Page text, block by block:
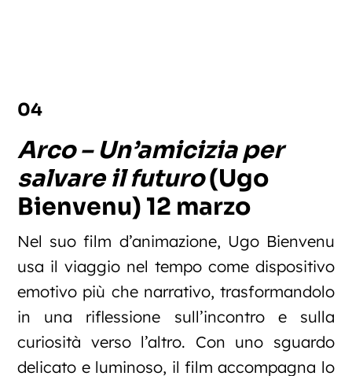
04
Arco – Un’amicizia per
salvare il futuro(Ugo
Bienvenu) 12 marzo
Nel suo film d’animazione, Ugo Bienvenu
usa il viaggio nel tempo come dispositivo
emotivo più che narrativo, trasformandolo
in una riflessione sull’incontro e sulla
curiosità verso l’altro. Con uno sguardo
delicato e luminoso, il film accompagna lo